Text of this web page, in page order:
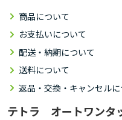
商品について
お支払いについて
配送・納期について
送料について
返品・交換・キャンセルに
テトラ オートワンタ